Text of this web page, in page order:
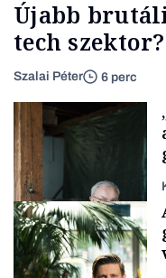
Újabb
tech szektor?
Szalai Péter 6 perc